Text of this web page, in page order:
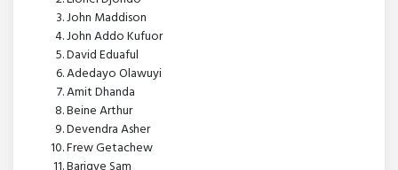
John Maddison
John Addo Kufuor
David Eduaful
Adedayo Olawuyi
Amit Dhanda
Beine Arthur
Devendra Asher
Frew Getachew